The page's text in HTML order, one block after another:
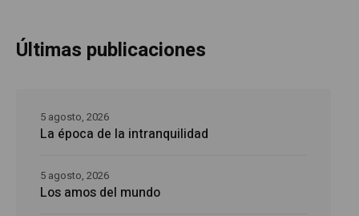
Últimas publicaciones
La época de la intranquilidad
5 agosto, 2026
Los amos del mundo
5 agosto, 2026